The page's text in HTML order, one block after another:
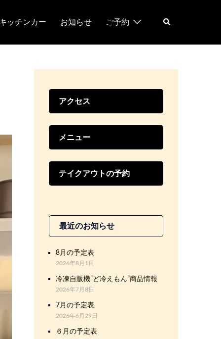
ッチンカー お知らせ ご予約
検
アクセス
メニュー
テイクアウトの予約
最近のお知らせ
8月の予定表
2026年8月1日
冷凍自販機”ど冷えもん”商品情報
2026年7月8日
7月の予定表
2026年6月29日
６月の予定表